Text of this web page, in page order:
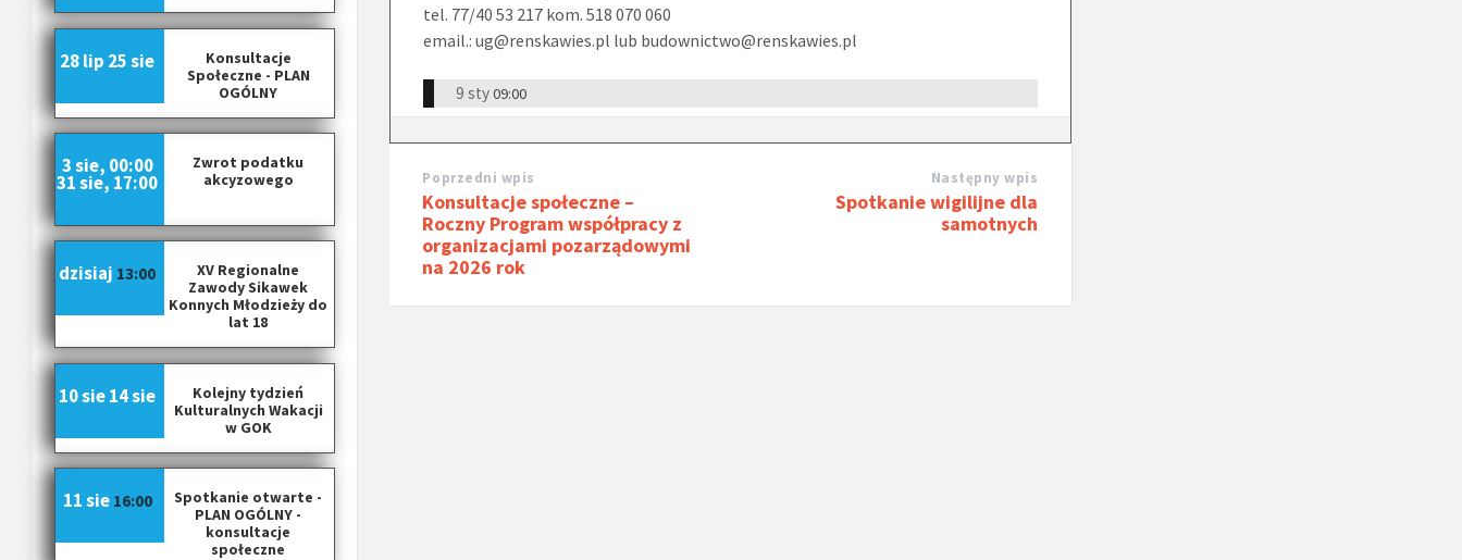
tel. 77/40 53 217 kom. 518 070 060
email.: ug@renskawies.pl lub budownictwo@renskawies.pl
9 sty09:00
Poprzedni wpis
Konsultacje społeczne –
Roczny Program współpracy z
organizacjami pozarządowymi
na 2026 rok
Następny wpis
Spotkanie wigilijne dla
samotnych
Konsultacje
Społeczne - PLAN
OGÓLNY
28 lip 25 sie
Zwrot podatku
akcyzowego
3 sie, 00:00
31 sie, 17:00
XV Regionalne
Zawody Sikawek
Konnych Młodzieży do
lat 18
dzisiaj 13:00
Kolejny tydzień
Kulturalnych Wakacji
w GOK
10 sie14 sie
Spotkanie otwarte -
PLAN OGÓLNY -
konsultacje
społeczne
11 sie 16:00